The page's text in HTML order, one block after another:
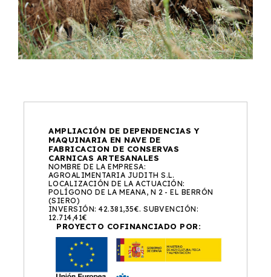
AMPLIACIÓN DE DEPENDENCIAS Y
MAQUINARIA EN NAVE DE
FABRICACION DE CONSERVAS
CARNICAS ARTESANALES
NOMBRE DE LA EMPRESA:
AGROALIMENTARIA JUDITH S.L.
LOCALIZACIÓN DE LA ACTUACIÓN:
POLÍGONO DE LA MEANA, N 2 - EL BERRÓN
(SIERO)
INVERSIÓN: 42.381,35€. SUBVENCIÓN:
12.714,41€
PROYECTO COFINANCIADO POR: